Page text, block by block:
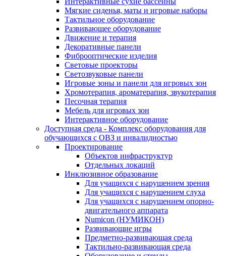
Мягкие сиденья, маты и игровые наборы
Тактильное оборудование
Развивающее оборудование
Движение и терапия
Декоративные панели
Фиброоптические изделия
Световые проекторы
Светозвуковые панели
Игровые зоны и панели для игровых зон
Хромотерапия, ароматерапия, звукотерапия
Песочная терапия
Мебель для игровых зон
Интерактивное оборудование
Доступная среда - Комплекс оборудования для
обучающихся с ОВЗ и инвалидностью
Проектирование
Объектов инфраструктур
Отдельных локаций
Инклюзивное образование
Для учащихся с нарушением зрения
Для учащихся с нарушением слуха
Для учащихся с нарушением опорно-
двигательного аппарата
Numicon (НУМИКОН)
Развивающие игры
Предметно-развивающая среда
Тактильно-развивающая среда